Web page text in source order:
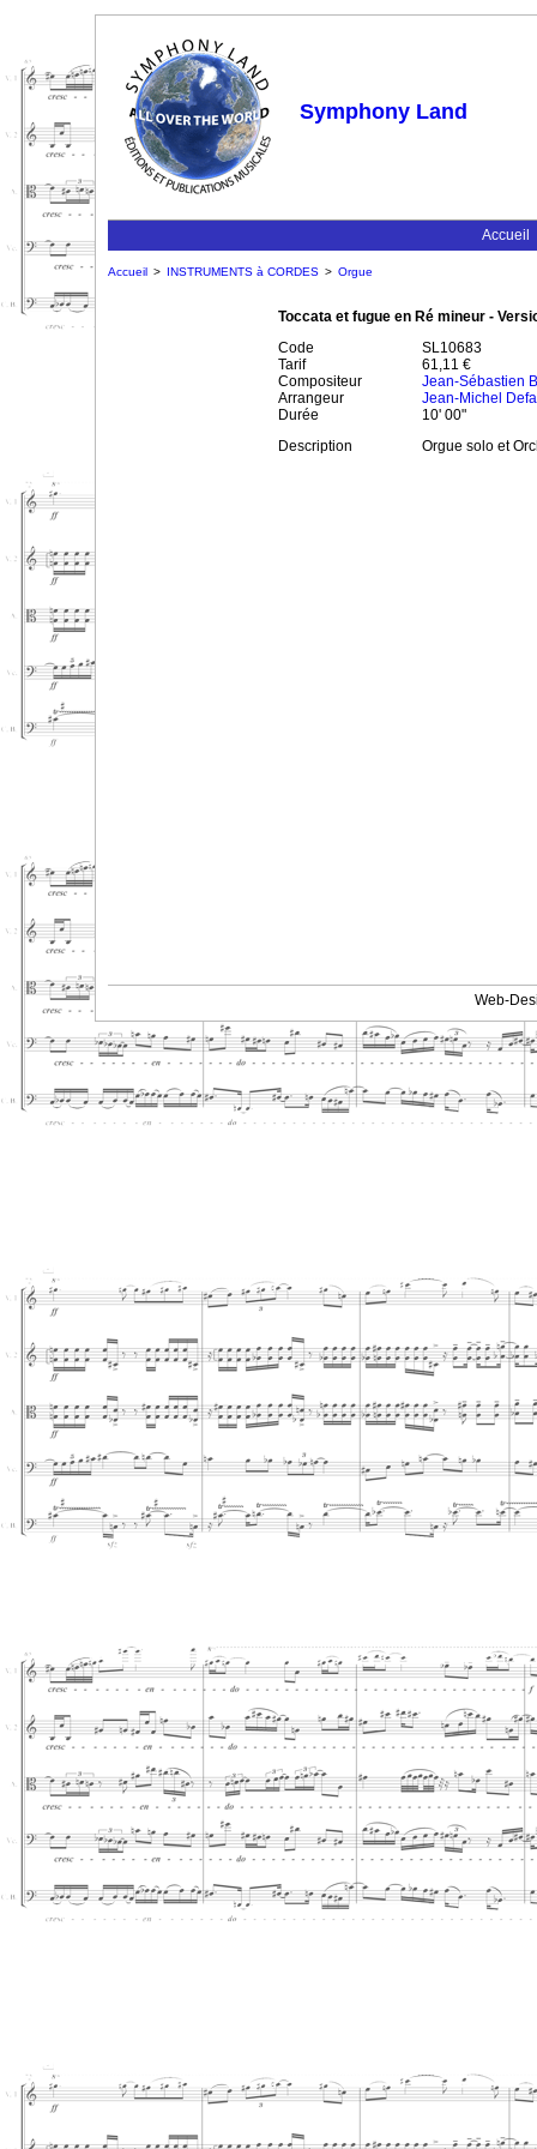
Symphony Land
Accueil
Accueil > INSTRUMENTS à CORDES > Orgue
Toccata et fugue en Ré mineur -
Code
SL10683
Tarif
61,11 €
Compositeur
Jean-Sébastien
Arrangeur
Jean-Michel
Durée
10' 00"
Description
Orgue solo et
Web-